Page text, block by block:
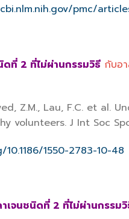
pmc/
ดที่ 2 ที่ไม่ผ่านกรรมวิธี กับอ
Z.M., Lau, F.C. et
volunteers. J Int Soc
1550-2783-10-48
เจนชนิดที่ 2 ที่ไม่ผ่านกรรม